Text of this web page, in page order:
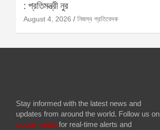
: প্রতিমন্ত্রী নুর
August 4, 2026 নিজস্ব প্রতিবেদক
Stay informed with the latest news and
updates from around the world. Follow us on
social media for real-time alerts and